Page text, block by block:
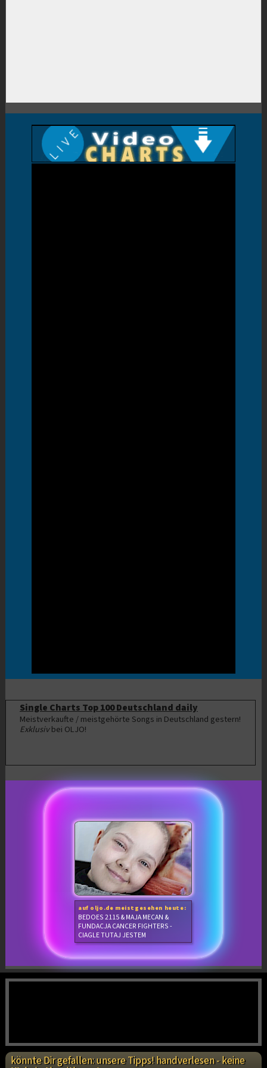
Single Charts Top 100 Deutschland daily
Meistverkaufte / meistgehörte Songs in Deutschland gestern!
Exklusivbei OLJO!
auf oljo.de meistgesehen heute:
BEDOES 2115 & MAJA MECAN &
FUNDACJA CANCER FIGHTERS -
CIAGLE TUTAJ JESTEM
könnte Dir gefallen: unsere Tipps! handverlesen - keine